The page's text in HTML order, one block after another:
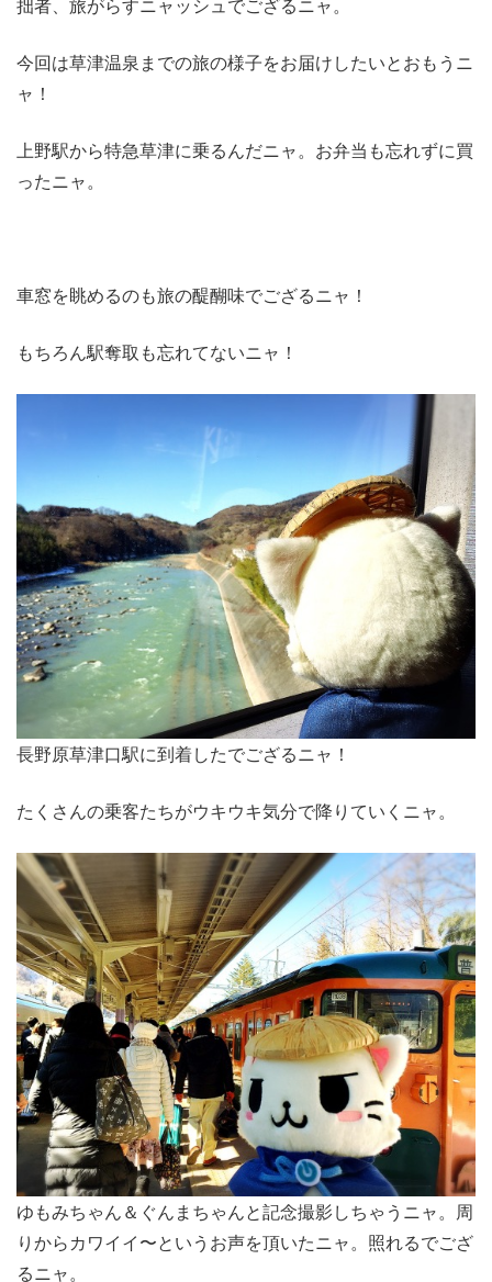
今回は草津温泉までの旅の様子をお届けしたいとおもうニ
ャ！
上野駅から特急草津に乗るんだニャ。お弁当も忘れずに買
ったニャ。
車窓を眺めるのも旅の醍醐味でござるニャ！
もちろん駅奪取も忘れてないニャ！
長野原草津口駅に到着したでござるニャ！
たくさんの乗客たちがウキウキ気分で降りていくニャ。
ゆもみちゃん＆ぐんまちゃんと記念撮影しちゃうニャ。周
りからカワイイ〜というお声を頂いたニャ。照れるでござ
るニャ。